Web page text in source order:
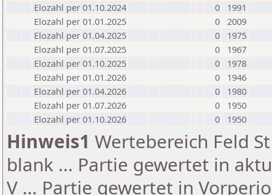
Elozahl per 01.10.2024
0
1991
Elozahl per 01.01.2025
0 2009
Elozahl per 01.04.2025
0
1975
Elozahl per 01.07.2025
0
1967
Elozahl per 01.10.2025
0
1978
Elozahl per 01.01.2026
0
1946
Elozahl per 01.04.2026
0
1980
Elozahl per 01.07.2026
0
1950
Elozahl per 01.10.2026
0 1950
Hinweis1 Wertebereich Feld
blank ... Partie gewertet in
V ... Partie gewertet in